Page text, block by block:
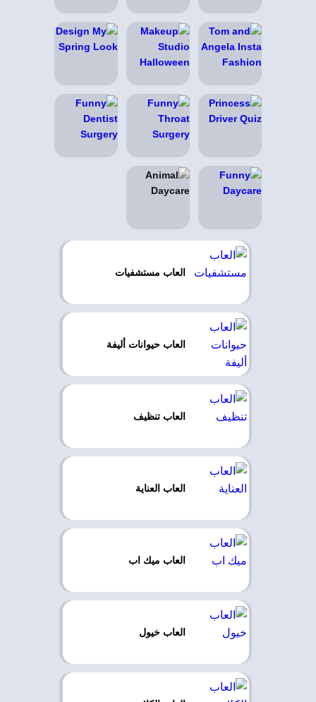
العاب مستشفيات
العاب حيوانات أليفة
العاب تنظيف
العاب العناية
العاب ميك اب
العاب خيول